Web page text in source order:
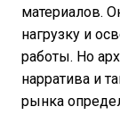
материалов.
нагрузку и
работы. Но
нарратива и
рынка